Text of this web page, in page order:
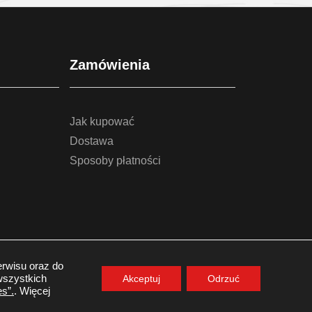
Zamówienia
Jak kupować
Dostawa
Sposoby płatności
Realizacja: www.wertui.pl
oraz do
. Więcej
Akceptuj Odrzuć